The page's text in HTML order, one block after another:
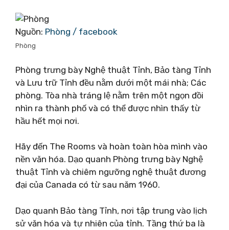
Nguồn: Phòng / facebook
Phòng
Phòng trưng bày Nghệ thuật Tỉnh, Bảo tàng Tỉnh
và Lưu trữ Tỉnh đều nằm dưới một mái nhà; Các
phòng. Tòa nhà tráng lệ nằm trên một ngọn đồi
nhìn ra thành phố và có thể được nhìn thấy từ
hầu hết mọi nơi.
Hãy đến The Rooms và hoàn toàn hòa mình vào
nền văn hóa. Dạo quanh Phòng trưng bày Nghệ
thuật Tỉnh và chiêm ngưỡng nghệ thuật đương
đại của Canada có từ sau năm 1960.
Dạo quanh Bảo tàng Tỉnh, nơi tập trung vào lịch
sử văn hóa và tự nhiên của tỉnh. Tầng thứ ba là